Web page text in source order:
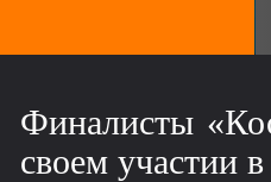
Финалисты
своем участии